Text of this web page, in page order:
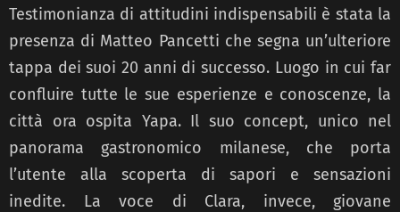
Testimonianza di attitudini indispensabili è stata la
presenza di Matteo Pancetti che segna un’ulteriore
tappa dei suoi 20 anni di successo. Luogo in cui far
confluire tutte le sue esperienze e conoscenze, la
città ora ospita Yapa. Il suo concept, unico nel
panorama gastronomico milanese, che porta
l’utente alla scoperta di sapori e sensazioni
inedite. La voce di Clara, invece, giovane